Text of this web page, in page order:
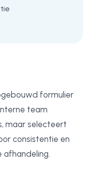
formulier
team
maar selecteert
consistentie en
afhandeling.